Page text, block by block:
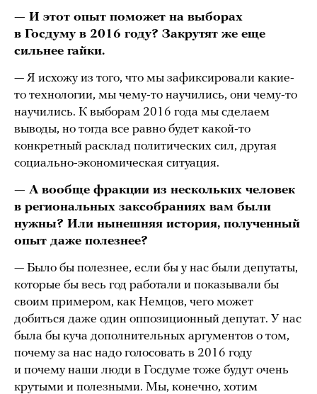
— И этот опыт поможет на выборах
в Госдуму в 2016 году? Закрутят же еще
сильнее гайки.
— Я исхожу из того, что мы зафиксировали какие-
то технологии, мы чему-то научились, они чему-то
научились. К выборам 2016 года мы сделаем
выводы, но тогда все равно будет какой-то
конкретный расклад политических сил, другая
социально-экономическая ситуация.
— А вообще фракции из нескольких человек
в региональных заксобраниях вам были
нужны? Или нынешняя история, полученный
опыт даже полезнее?
— Было бы полезнее, если бы у нас были депутаты,
которые бы весь год работали и показывали бы
своим примером, как Немцов, чего может
добиться даже один оппозиционный депутат. У нас
была бы куча дополнительных аргументов о том,
почему за нас надо голосовать в 2016 году
и почему наши люди в Госдуме тоже будут очень
крутыми и полезными. Мы, конечно, хотим